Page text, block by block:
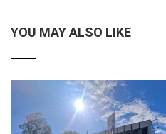
YOU MAY ALSO LIKE